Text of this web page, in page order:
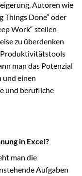
Autoren wie
Things Done“ oder
Work“ stellen
zu überdenken
Produktivitätstools
man das Potenzial
und einen
und berufliche
in Excel?
man die
Aufgaben